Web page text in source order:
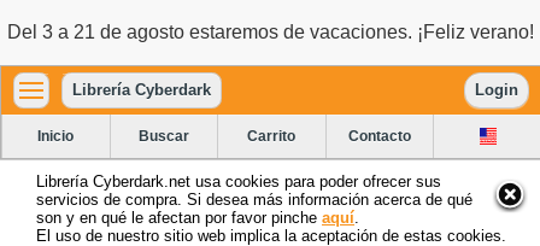
Del 3 a 21 de agosto estaremos de vacaciones. ¡Feliz verano!
Librería Cyberdark Login
Inicio Buscar Carrito Contacto
Librería Cyberdark.net usa cookies para poder ofrecer sus
servicios de compra. Si desea más información acerca de qué
son y en qué le afectan por favor pinche aquí
El uso de nuestro sitio web implica la aceptación de estas cookies.